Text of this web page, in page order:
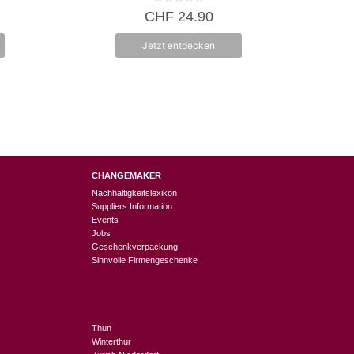
0
v
5
CHF24.90
Jetzt entdecken
CHANGEMAKER
Nachhaltigkeitslexikon
Suppliers Information
Events
Jobs
Geschenkverpackung
Sinnvolle Firmengeschenke
Thun
Winterthur